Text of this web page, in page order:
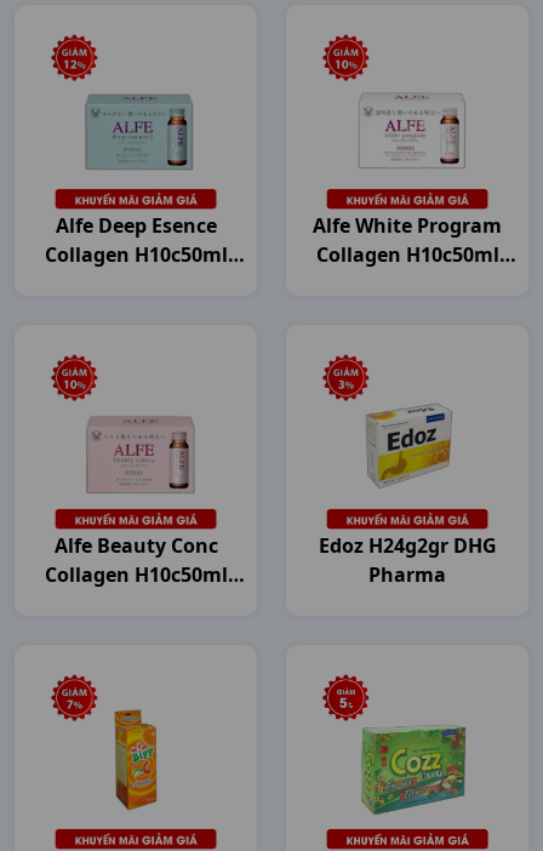
Alfe Deep Esence
Collagen H10c50ml
Alfe White Program
Collagen H10c50ml
Alfe Beauty Conc
Collagen H10c50ml
Edoz H24g2gr DHG
Pharma